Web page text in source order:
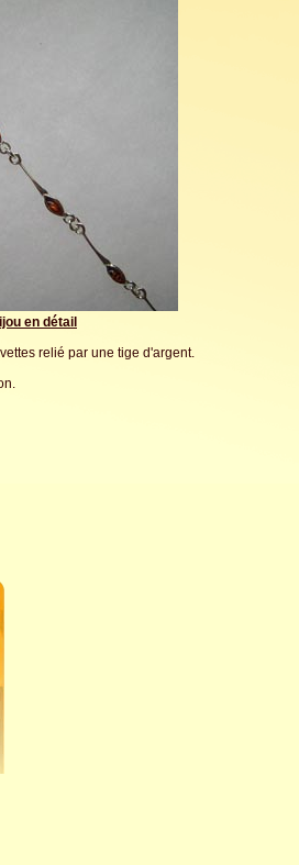
en détail
relié par une tige d'argent.